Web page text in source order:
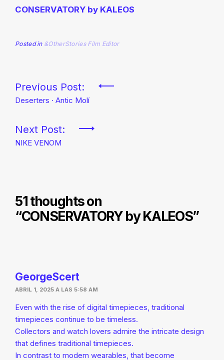
CONSERVATORY by KALEOS
Posted in &OtherStories Film Editor
Navegación
de
entradas
Previous Post:
Deserters · Antic Molí
Next Post:
NIKE VENOM
51 thoughts on
“CONSERVATORY by KALEOS”
GeorgeScert
ABRIL 1, 2025 A LAS 5:58 AM
Even with the rise of digital timepieces, traditional
timepieces continue to be timeless.
Collectors and watch lovers admire the intricate design
that defines traditional timepieces.
In contrast to modern wearables, that become